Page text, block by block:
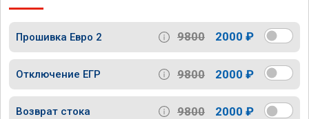
Прошивка Евро 2 9800 2000 ₽
Отключение ЕГР 9800 2000 ₽
Возврат стока 9800 2000 ₽